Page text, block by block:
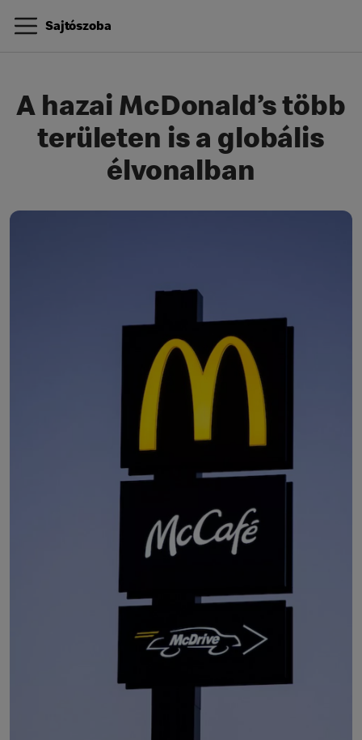
Sajtószoba
A hazai McDonald’s több
területen is a globális
élvonalban